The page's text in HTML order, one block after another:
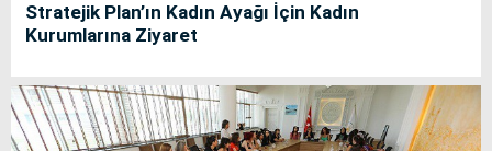
Stratejik Plan’ın Kadın Ayağı İçin Kadın
Kurumlarına Ziyaret